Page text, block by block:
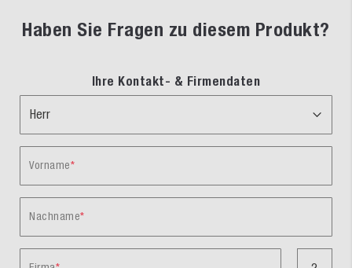
Haben Sie Fragen zu diesem Produkt?
Ihre Kontakt- & Firmendaten
Vorname
Nachname